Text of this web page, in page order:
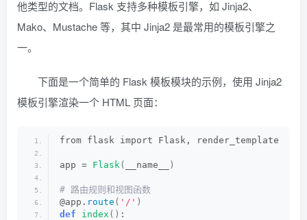
他类型的文档。Flask 支持多种模板引擎，如 Jinja2、
Mako、Mustache 等，其中 Jinja2 是最常用的模板引擎之
一。
下面是一个简单的 Flask 模板模块的示例，使用 Jinja2
模板引擎渲染一个 HTML 页面：
from flask import Flask, render_template
app = Flask( __name__ )
# 路由规则和视图函数
@app. route ( '/' )
def
index () :